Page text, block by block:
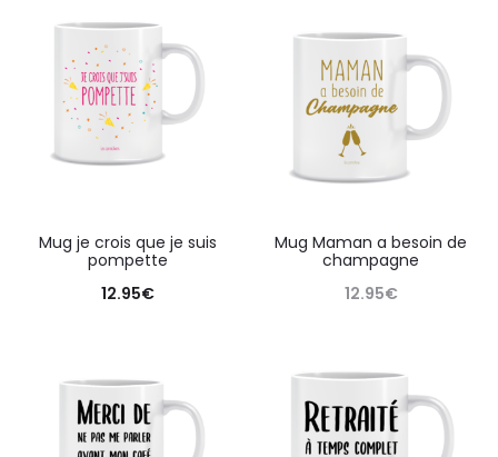
Mug je crois que je suis
pompette
12.95€
Mug Maman a besoin de
champagne
12.95€